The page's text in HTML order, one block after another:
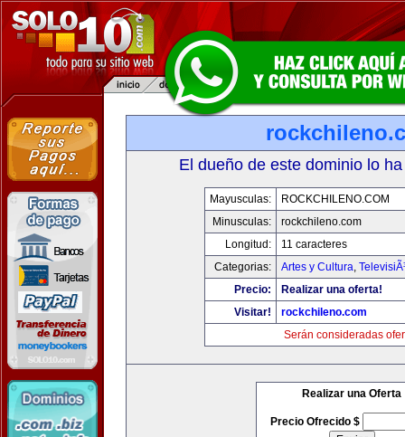
El dueño de este dominio lo
Mayusculas:
ROCKCHILENO.COM
Minusculas:
rockchileno.com
Longitud:
11 caracteres
Categorias:
Artes y Cultura,
Precio:
Realizar una oferta!
Visitar!
rockchileno.com
Serán consideradas
Realizar una Oferta
Precio Ofrecido $